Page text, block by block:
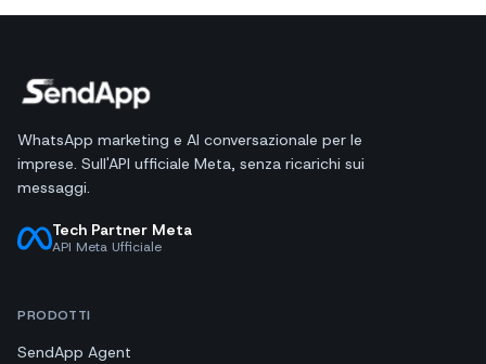
WhatsApp marketing e AI conversazionale per le
imprese. Sull'API ufficiale Meta, senza ricarichi sui
messaggi.
Tech Partner Meta
API Meta Ufficiale
PRODOTTI
SendApp Agent